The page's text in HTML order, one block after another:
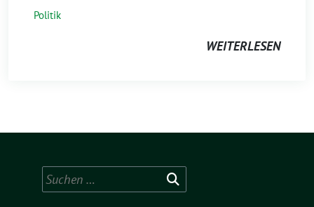
Politik
WEITERLESEN
Suchen
nach: